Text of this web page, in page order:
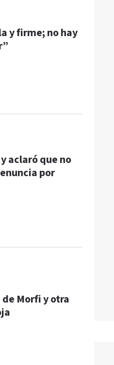
y firme; no hay
aclaró que no
por
Morfi y otra